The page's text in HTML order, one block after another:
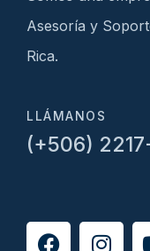
Asesoría y
Rica.
LLÁMANOS
(+506)